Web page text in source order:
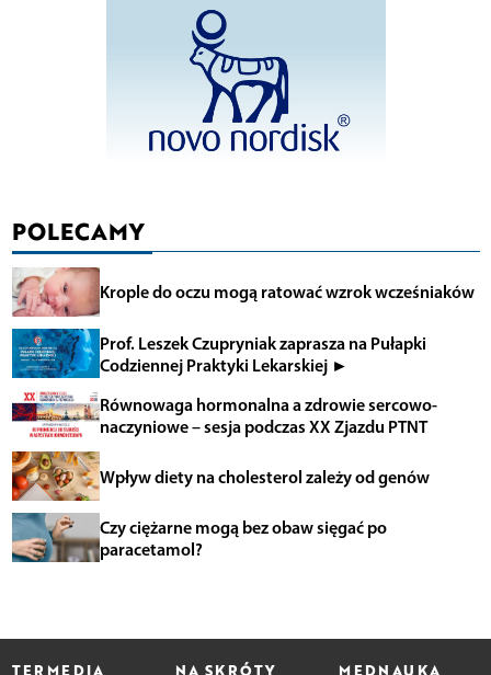
POLECAMY
Krople do oczu mogą ratować wzrok wcześniaków
Prof. Leszek Czupryniak zaprasza na Pułapki
Codziennej Praktyki Lekarskiej ►
Równowaga hormonalna a zdrowie sercowo-
naczyniowe – sesja podczas XX Zjazdu PTNT
Wpływ diety na cholesterol zależy od genów
Czy ciężarne mogą bez obaw sięgać po
paracetamol?
TERMEDIA NA SKRÓTY MEDNAUKA